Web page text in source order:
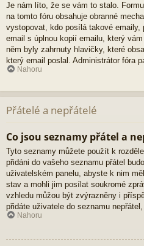
Je nám líto, že se vám to stalo.
na tomto fóru obsahuje obranné
vystopovat, kdo posílá takové emaily,
email s úplnou kopií emailu, který
něm byly zahrnuty hlavičky, které
který email poslal. Administrátor fóra
Nahoru
Přátelé a nepřátelé
Co jsou seznamy přátel a
Tyto seznamy můžete použít k
přidáni do vašeho seznamu přátel
uživatelském panelu, abyste k nim
stav a mohli jim posílat soukromé
vzhledu můžou být zvýrazněny i
přidáte uživatele do seznamu
Nahoru